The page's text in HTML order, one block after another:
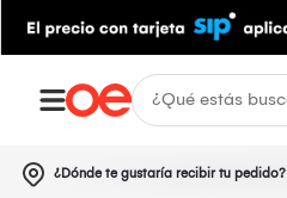
¿Dónde te gustaría recibir tu pedido?